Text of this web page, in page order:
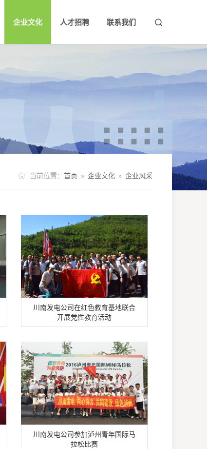
企业文化 人才招聘 联系我们 
大事记 荣誉资质
领导关怀 公示公告 行业动态
企业理念 企业风采 社会责任
人才理念 人才招聘 
 当前位置： 首页 » 企业文化 » 企业风采
川南发电公司在红色教育基地联合
开展党性教育活动
川南发电公司参加泸州青年国际马
拉松比赛